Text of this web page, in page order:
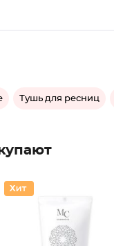
Тушь для ресниц